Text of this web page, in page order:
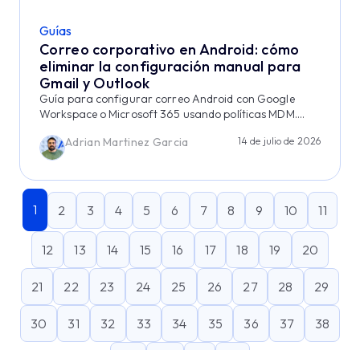
Guías
Correo corporativo en Android: cómo
eliminar la configuración manual para
Gmail y Outlook
Guía para configurar correo Android con Google
Workspace o Microsoft 365 usando políticas MDM....
Adrian Martinez Garcia
14 de julio de 2026
1 2 3 4 5 6 7 8 9 10 11
12 13 14 15 16 17 18 19 20
21 22 23 24 25 26 27 28 29
30 31 32 33 34 35 36 37 38